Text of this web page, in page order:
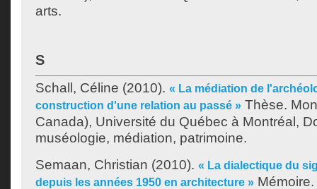
arts.
S
Schall, Céline (2010). « La médiation de
construction d'une relation au passé » Thèse.
Canada), Université du Québec à Montréal,
muséologie, médiation, patrimoine.
Semaan, Christian (2010). « La dialectique du
depuis les années 1950 en architecture »